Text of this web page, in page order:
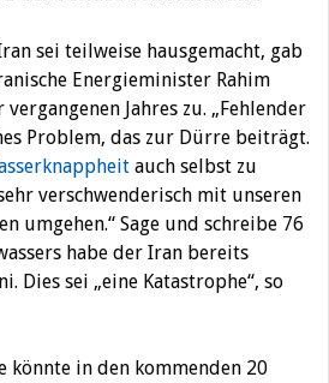
sei teilweise hausgemacht, gab
Energieminister Rahim
Jahres zu. „Fehlender
Problem, das zur Dürre beiträgt.
auch selbst zu
verschwenderisch mit unseren
umgehen.“ Sage und schreibe 76
habe der Iran bereits
Dies sei „eine Katastrophe“, so
könnte in den kommenden 20